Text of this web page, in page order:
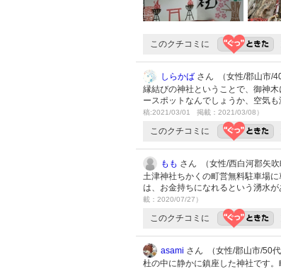
このクチコミに
しらかば さん （女性/郡山市/
縁結びの神社ということで、御神
ースポットなんでしょうか、空気
稿:2021/03/01 掲載：2021/03/08）
このクチコミに
もも さん （女性/西白河郡矢吹
土津神社ちかくの町営無料駐車場
は、お金持ちになれるという湧水
載：2020/07/27）
このクチコミに
asami さん （女性/郡山市/50代/
杜の中に静かに鎮座した神社です